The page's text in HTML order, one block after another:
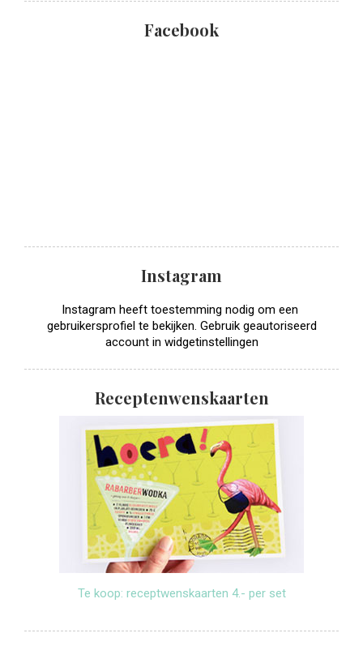
Facebook
Instagram
Instagram heeft toestemming nodig om een ​​
gebruikersprofiel te bekijken. Gebruik geautoriseerd
account in widgetinstellingen
Receptenwenskaarten
Te koop: receptwenskaarten 4.- per set